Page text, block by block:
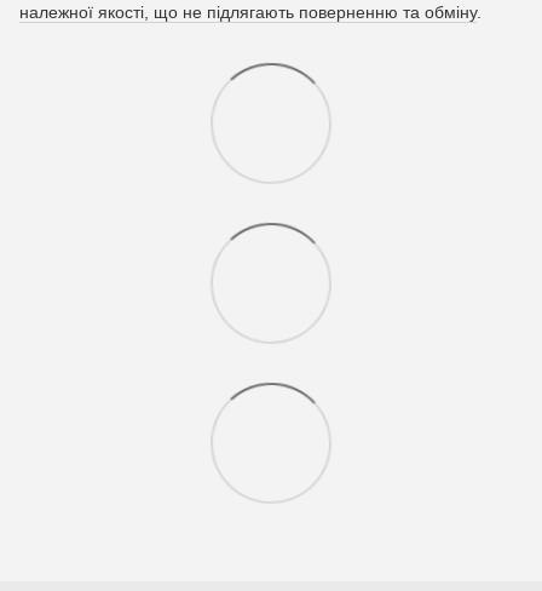
належної якості, що не підлягають поверненню та обміну.